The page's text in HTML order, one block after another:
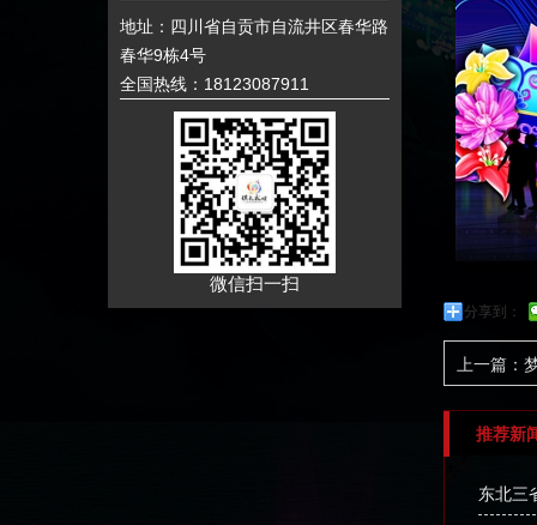
地址：四川省自贡市自流井区春华路
春华9栋4号
全国热线：18123087911
微信扫一扫
分享到：
上一篇：
推荐新
东北三